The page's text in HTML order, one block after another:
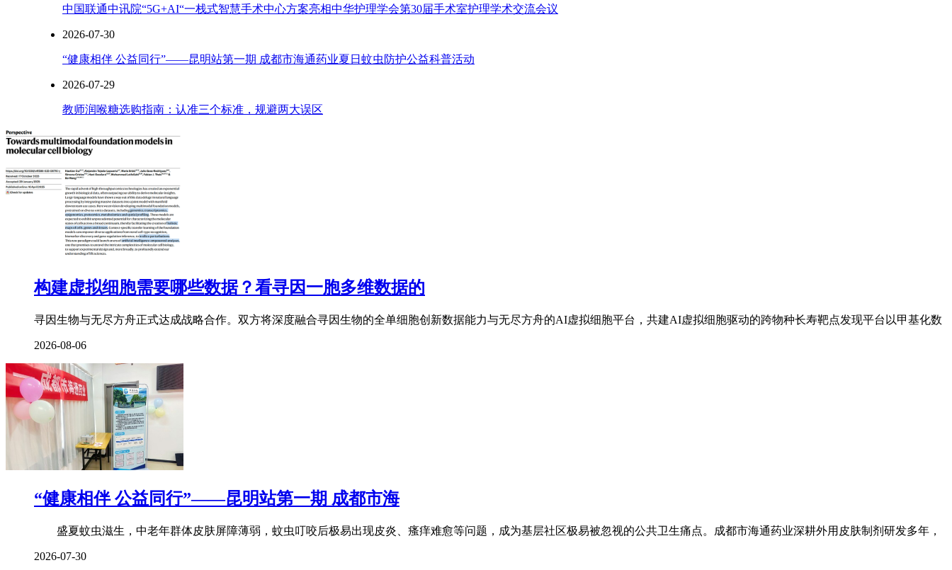
中国联通中讯院“5G+AI“一栈式智慧手术中心方案亮相中华护理学会第30届手术室护理学术交流会议
2026-07-30
“健康相伴 公益同行”——昆明站第一期 成都市海通药业夏日蚊虫防护公益科普活动
2026-07-29
教师润喉糖选购指南：认准三个标准，规避两大误区
构建虚拟细胞需要哪些数据？看寻因一胞多维数据的
寻因生物与无尽方舟正式达成战略合作。双方将深度融合寻因生物的全单细胞创新数据能力与无尽方舟的AI虚拟细胞平台，共建AI虚拟细胞驱动的跨物种长寿靶点发现平台以甲基化数
2026-08-06
“健康相伴 公益同行”——昆明站第一期 成都市海
盛夏蚊虫滋生，中老年群体皮肤屏障薄弱，蚊虫叮咬后极易出现皮炎、瘙痒难愈等问题，成为基层社区极易被忽视的公共卫生痛点。成都市海通药业深耕外用皮肤制剂研发多年，
2026-07-30